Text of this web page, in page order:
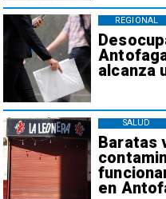
alcanza
REGIONAL
Baratas
en
SALUD